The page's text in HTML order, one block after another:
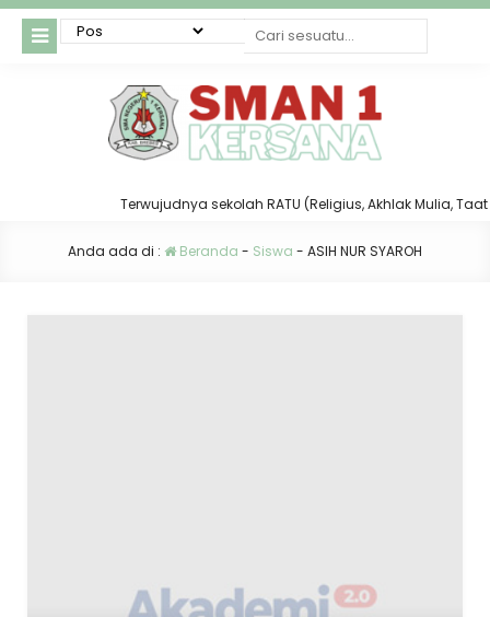
Terwujudnya sekolah RATU (Religius, Akhlak Mulia, Taat
Anda ada di : Beranda - Siswa - ASIH NUR SYAROH